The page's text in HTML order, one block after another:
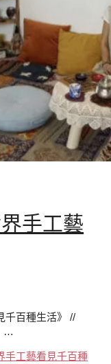
手工藝
千百種生活》 //
…
手工藝看見千百種